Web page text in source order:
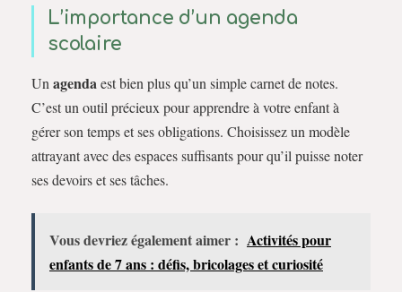
L’importance d’un agenda
scolaire
Un agenda est bien plus qu’un simple carnet de notes.
C’est un outil précieux pour apprendre à votre enfant à
gérer son temps et ses obligations. Choisissez un modèle
attrayant avec des espaces suffisants pour qu’il puisse noter
ses devoirs et ses tâches.
Vous devriez également aimer : Activités pour
enfants de 7 ans : défis, bricolages et curiosité